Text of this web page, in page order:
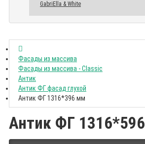
GabriElla & White
Фасады из массива
Фасады из массива - Classic
Антик
Антик ФГ фасад глухой
Антик ФГ 1316*396 мм
Антик ФГ 1316*596